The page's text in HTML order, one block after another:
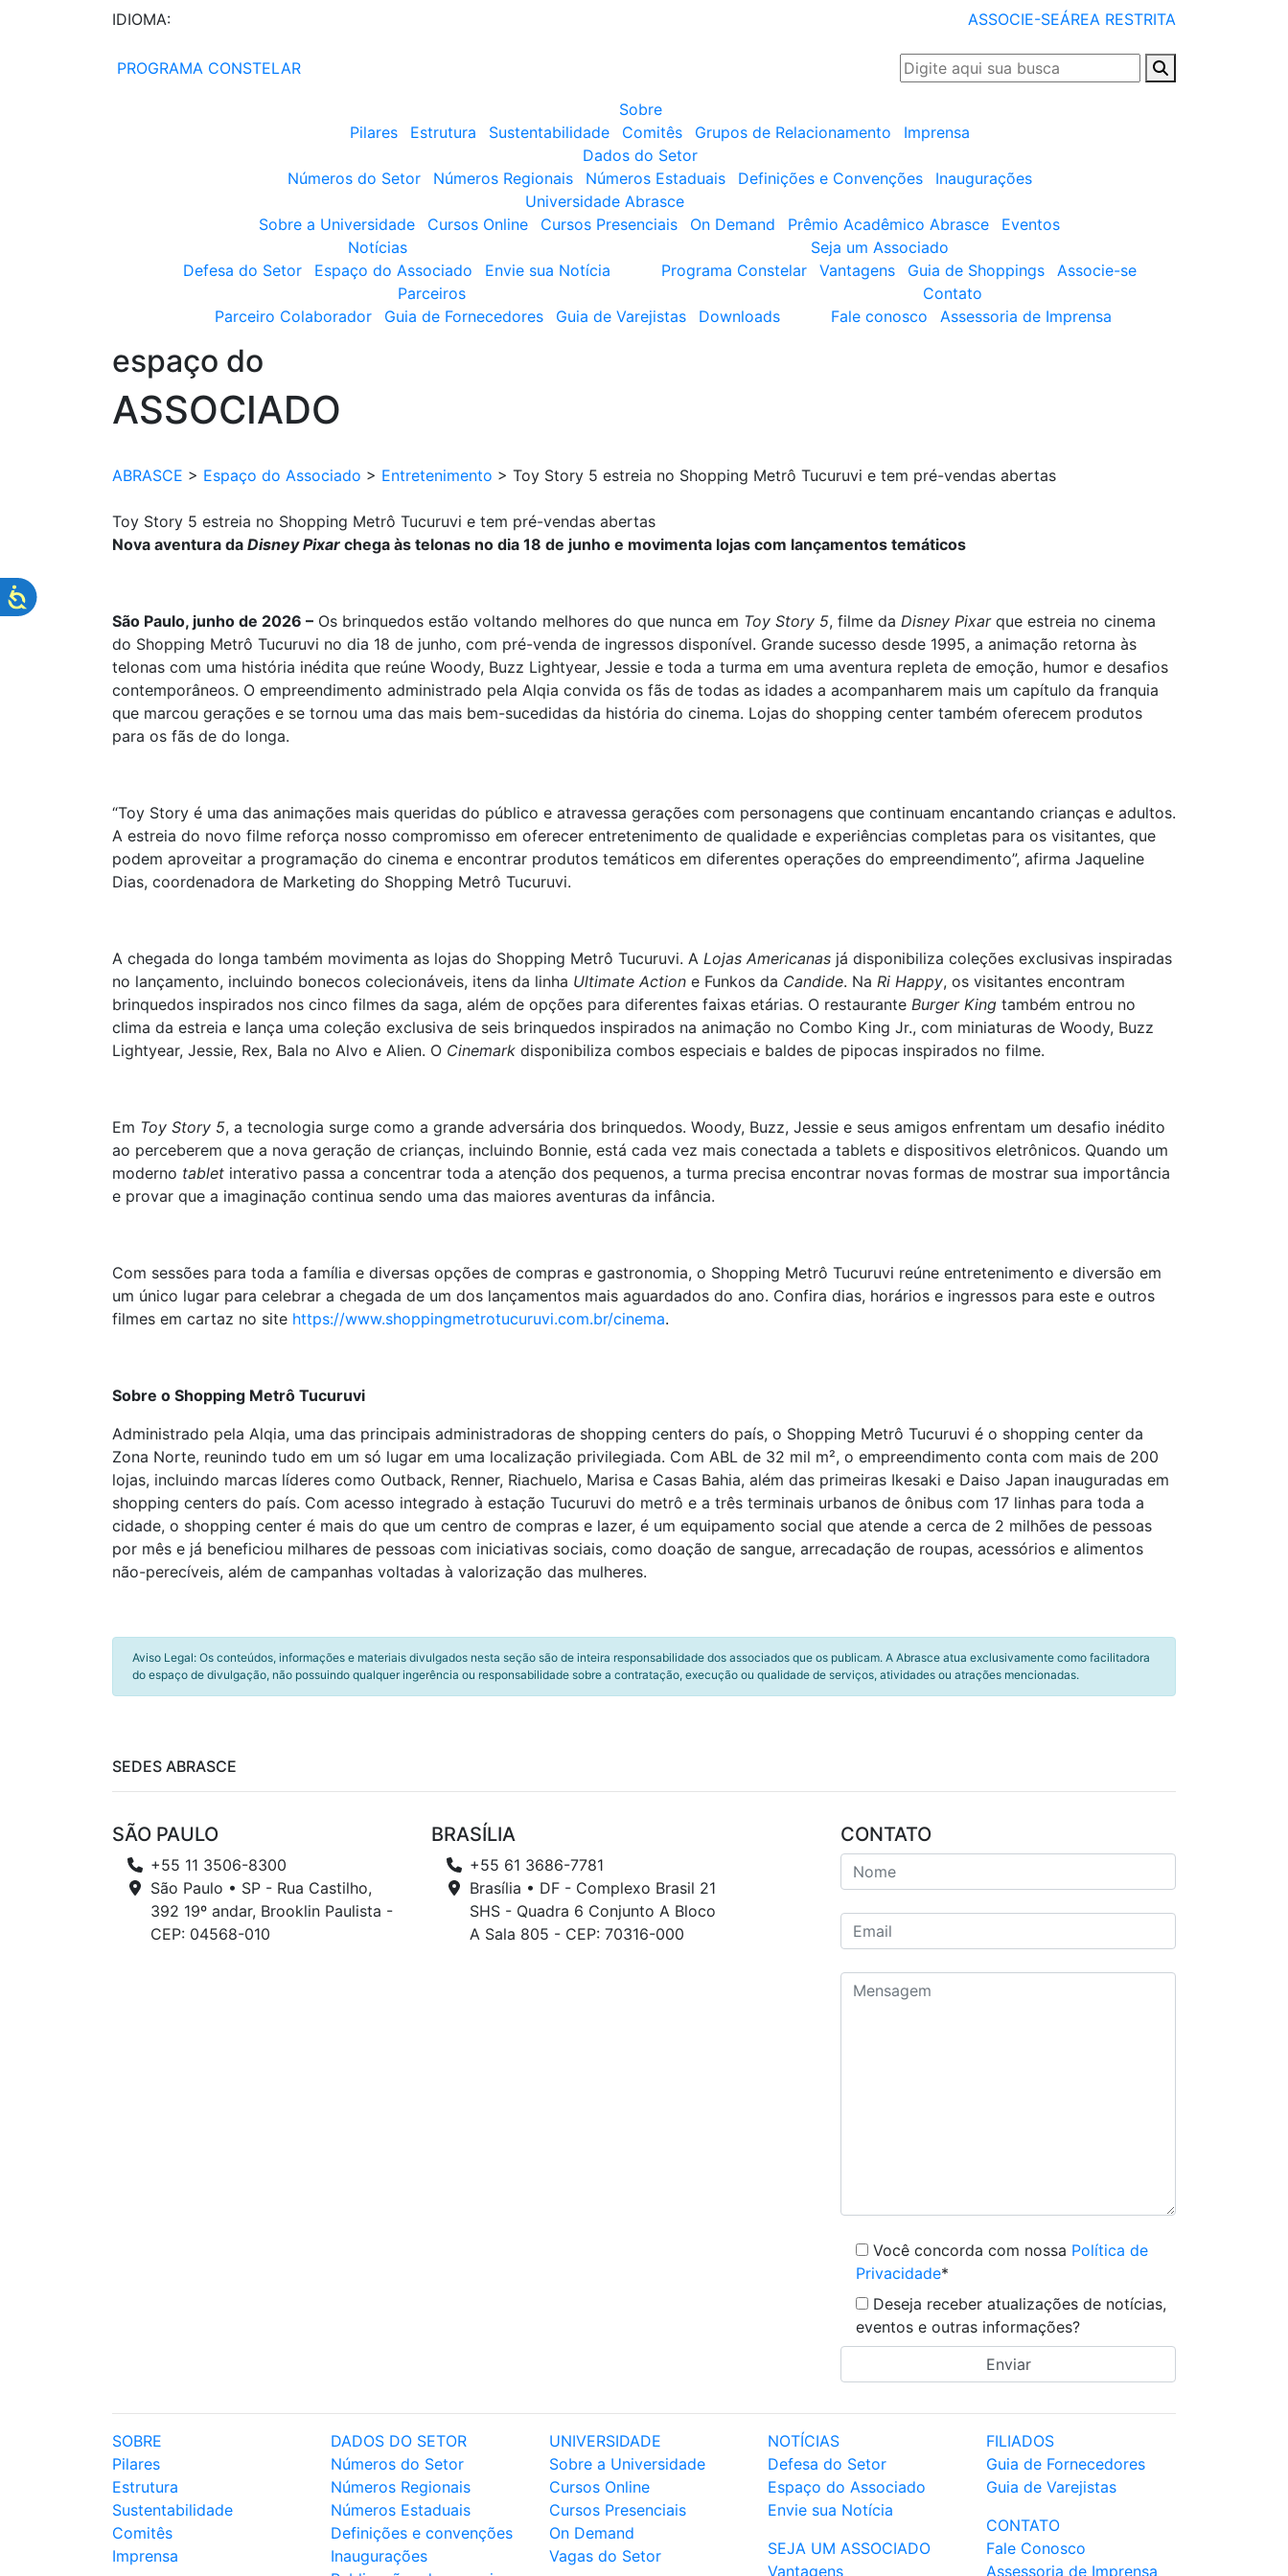
IDIOMA: ASSOCIE-SEÁREA RESTRITA
PROGRAMA CONSTELAR
Sobre
Pilares
Estrutura Sustentabilidade Comitês Grupos de Relacionamento
Imprensa
Dados do Setor
Números do Setor
Números Regionais Números Estaduais Definições e Convenções
Inaugurações
Universidade Abrasce
Sobre a Universidade
Cursos Online Cursos Presenciais On Demand Prêmio Acadêmico Abrasce
Eventos
Notícias
Defesa do Setor
Espaço do Associado Envie sua Notícia
Seja um Associado
Programa Constelar
Vantagens Guia de Shoppings
Associe-se
Parceiros
Parceiro Colaborador
Guia de Fornecedores Guia de Varejistas Downloads
Contato
Fale conosco
Assessoria de Imprensa
espaço do
ASSOCIADO
ABRASCE > Espaço do Associado > Entretenimento > Toy Story 5 estreia no Shopping Metrô Tucuruvi e tem pré-vendas abertas
Toy Story 5 estreia no Shopping Metrô Tucuruvi e tem pré-vendas abertas
Nova aventura da Disney Pixar chega às telonas no dia 18 de junho e movimenta lojas com lançamentos temáticos
São Paulo, junho de 2026 – Os brinquedos estão voltando melhores do que nunca em Toy Story 5, filme da Disney Pixarque estreia no cinema
do Shopping Metrô Tucuruvi no dia 18 de junho, com pré-venda de ingressos disponível. Grande sucesso desde 1995, a animação retorna às
telonas com uma história inédita que reúne Woody, Buzz Lightyear, Jessie e toda a turma em uma aventura repleta de emoção, humor e desafios
contemporâneos. O empreendimento administrado pela Alqia convida os fãs de todas as idades a acompanharem mais um capítulo da franquia
que marcou gerações e se tornou uma das mais bem-sucedidas da história do cinema. Lojas do shopping center também oferecem produtos
para os fãs de do longa.
“Toy Story é uma das animações mais queridas do público e atravessa gerações com personagens que continuam encantando crianças e adultos.
A estreia do novo filme reforça nosso compromisso em oferecer entretenimento de qualidade e experiências completas para os visitantes, que
podem aproveitar a programação do cinema e encontrar produtos temáticos em diferentes operações do empreendimento”, afirma Jaqueline
Dias, coordenadora de Marketing do Shopping Metrô Tucuruvi.
A chegada do longa também movimenta as lojas do Shopping Metrô Tucuruvi. A Lojas Americanas já disponibiliza coleções exclusivas inspiradas
no lançamento, incluindo bonecos colecionáveis, itens da linha Ultimate Action e Funkos da Candide. Na Ri Happy, os visitantes encontram
brinquedos inspirados nos cinco filmes da saga, além de opções para diferentes faixas etárias. O restaurante Burger King também entrou no
clima da estreia e lança uma coleção exclusiva de seis brinquedos inspirados na animação no Combo King Jr., com miniaturas de Woody, Buzz
Lightyear, Jessie, Rex, Bala no Alvo e Alien. O Cinemark disponibiliza combos especiais e baldes de pipocas inspirados no filme.
Em Toy Story 5, a tecnologia surge como a grande adversária dos brinquedos. Woody, Buzz, Jessie e seus amigos enfrentam um desafio inédito
ao perceberem que a nova geração de crianças, incluindo Bonnie, está cada vez mais conectada a tablets e dispositivos eletrônicos. Quando um
moderno tablet interativo passa a concentrar toda a atenção dos pequenos, a turma precisa encontrar novas formas de mostrar sua importância
e provar que a imaginação continua sendo uma das maiores aventuras da infância.
Com sessões para toda a família e diversas opções de compras e gastronomia, o Shopping Metrô Tucuruvi reúne entretenimento e diversão em
um único lugar para celebrar a chegada de um dos lançamentos mais aguardados do ano. Confira dias, horários e ingressos para este e outros
filmes em cartaz no site https://www.shoppingmetrotucuruvi.com.br/cinema.
Sobre o Shopping Metrô Tucuruvi
Administrado pela Alqia, uma das principais administradoras de shopping centers do país, o Shopping Metrô Tucuruvi é o shopping center da
Zona Norte, reunindo tudo em um só lugar em uma localização privilegiada. Com ABL de 32 mil m², o empreendimento conta com mais de 200
lojas, incluindo marcas líderes como Outback, Renner, Riachuelo, Marisa e Casas Bahia, além das primeiras Ikesaki e Daiso Japan inauguradas em
shopping centers do país. Com acesso integrado à estação Tucuruvi do metrô e a três terminais urbanos de ônibus com 17 linhas para toda a
cidade, o shopping center é mais do que um centro de compras e lazer, é um equipamento social que atende a cerca de 2 milhões de pessoas
por mês e já beneficiou milhares de pessoas com iniciativas sociais, como doação de sangue, arrecadação de roupas, acessórios e alimentos
não-perecíveis, além de campanhas voltadas à valorização das mulheres.
Aviso Legal: Os conteúdos, informações e materiais divulgados nesta seção são de inteira responsabilidade dos associados que os publicam. A Abrasce atua exclusivamente como facilitadora
do espaço de divulgação, não possuindo qualquer ingerência ou responsabilidade sobre a contratação, execução ou qualidade de serviços, atividades ou atrações mencionadas.
SEDES ABRASCE
SÃO PAULO
+55 11 3506-8300
São Paulo • SP - Rua Castilho,
392 19º andar, Brooklin Paulista -
CEP: 04568-010
BRASÍLIA
+55 61 3686-7781
Brasília • DF - Complexo Brasil 21
SHS - Quadra 6 Conjunto A Bloco
A Sala 805 - CEP: 70316-000
CONTATO
Você concorda com nossa Política de
Privacidade*
Deseja receber atualizações de notícias,
eventos e outras informações?
SOBRE
Pilares
Estrutura
Sustentabilidade
Comitês
Imprensa
DADOS DO SETOR
Números do Setor
Números Regionais
Números Estaduais
Definições e convenções
Inaugurações
UNIVERSIDADE
Sobre a Universidade
Cursos Online
Cursos Presenciais
On Demand
Vagas do Setor
NOTÍCIAS
Defesa do Setor
Espaço do Associado
Envie sua Notícia
SEJA UM ASSOCIADO
Vantagens
FILIADOS
Guia de Fornecedores
Guia de Varejistas
CONTATO
Fale Conosco
Assessoria de Imprensa